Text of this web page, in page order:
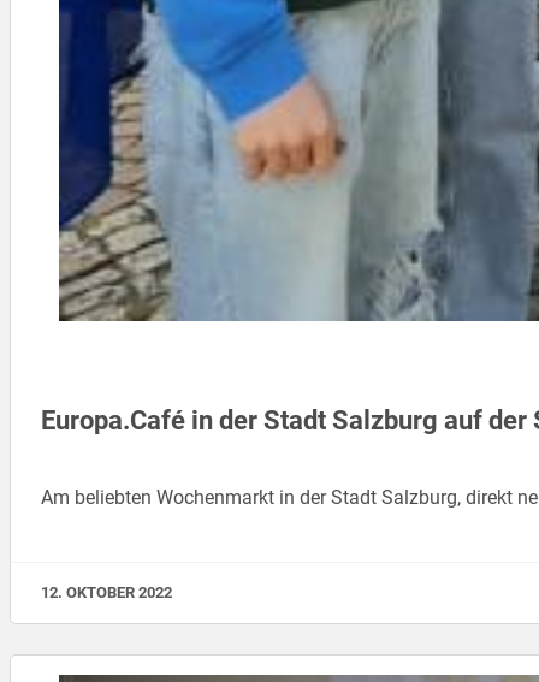
Europa.Café in der Stadt Salzburg auf
Am beliebten Wochenmarkt in der Stadt Salzburg, direkt
12. OKTOBER 2022